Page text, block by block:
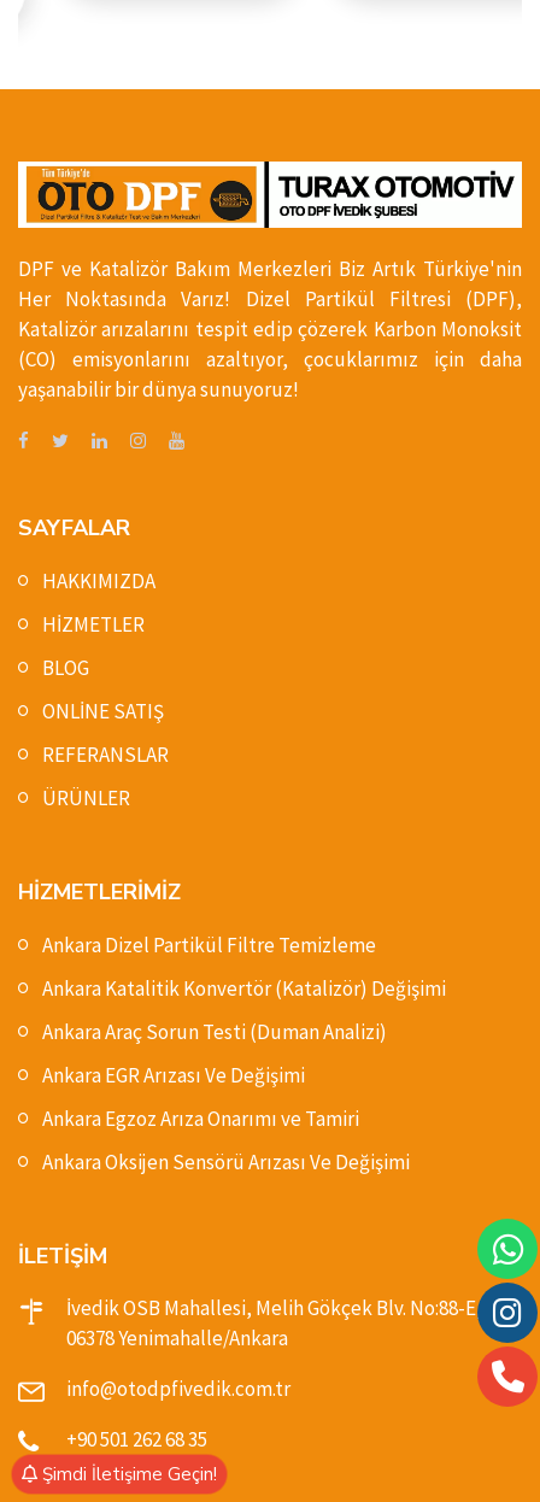
Şimdi İletişime Geçin!
DPF ve Katalizör Bakım Merkezleri Biz Artık Türkiye'nin
Her Noktasında Varız! Dizel Partikül Filtresi (DPF),
Katalizör arızalarını tespit edip çözerek Karbon Monoksit
(CO) emisyonlarını azaltıyor, çocuklarımız için daha
yaşanabilir bir dünya sunuyoruz!
SAYFALAR
HAKKIMIZDA
HİZMETLER
BLOG
ONLİNE SATIŞ
REFERANSLAR
ÜRÜNLER
HİZMETLERİMİZ
Ankara Dizel Partikül Filtre Temizleme
Ankara Katalitik Konvertör (Katalizör) Değişimi
Ankara Araç Sorun Testi (Duman Analizi)
Ankara EGR Arızası Ve Değişimi
Ankara Egzoz Arıza Onarımı ve Tamiri
Ankara Oksijen Sensörü Arızası Ve Değişimi
İLETİŞİM
İvedik OSB Mahallesi, Melih Gökçek Blv. No:88-E,
06378 Yenimahalle/Ankara
info@otodpfivedik.com.tr
+90 501 262 68 35